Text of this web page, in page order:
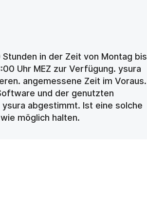
in der Zeit von Montag bis
Uhr MEZ zur Verfügung. ysura
angemessene Zeit im Voraus.
und der genutzten
abgestimmt. Ist eine solche
möglich halten.